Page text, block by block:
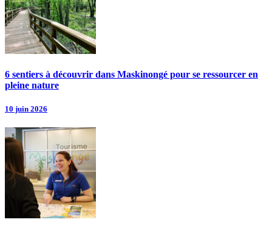
6 sentiers à découvrir dans Maskinongé pour se ressourcer en
pleine nature
10 juin 2026